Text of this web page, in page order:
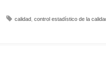
calidad, control estadístico de la